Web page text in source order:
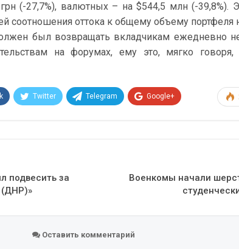
(-27,7%), валютных – на $544,5 млн (-39,8%).
соотношения оттока к общему объему портфеля
был возвращать вкладчикам ежедневно
на форумах, ему это, мягко говоря,
Twitter Telegram Google+
подвесить за
(ДНР)»
Военкомы начали
Оставить комментарий